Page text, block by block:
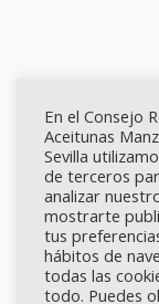
En el Consejo
Aceitunas
Sevilla
de terceros
analizar
mostrarte
tus
hábitos de
todas las
todo. Puedes